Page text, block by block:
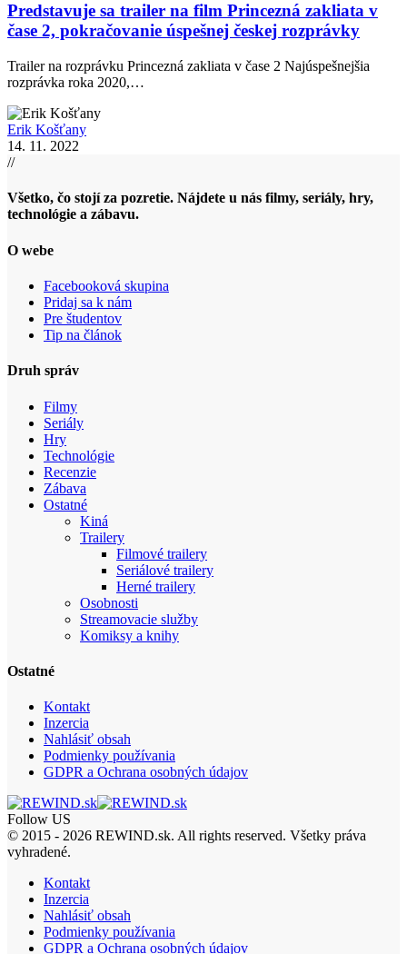
Predstavuje sa trailer na film Princezná zakliata v
čase 2, pokračovanie úspešnej českej rozprávky
Trailer na rozprávku Princezná zakliata v čase 2 Najúspešnejšia
rozprávka roka 2020,…
Erik Košťany
14. 11. 2022
//
Všetko, čo stojí za pozretie. Nájdete u nás filmy, seriály, hry,
technológie a zábavu.
O webe
Facebooková skupina
Pridaj sa k nám
Pre študentov
Tip na článok
Druh správ
Filmy
Seriály
Hry
Technológie
Recenzie
Zábava
Ostatné
Kiná
Trailery
Filmové trailery
Seriálové trailery
Herné trailery
Osobnosti
Streamovacie služby
Komiksy a knihy
Ostatné
Kontakt
Inzercia
Nahlásiť obsah
Podmienky používania
GDPR a Ochrana osobných údajov
Follow US
© 2015 - 2026 REWIND.sk. All rights reserved. Všetky práva
vyhradené.
Kontakt
Inzercia
Nahlásiť obsah
Podmienky používania
GDPR a Ochrana osobných údajov